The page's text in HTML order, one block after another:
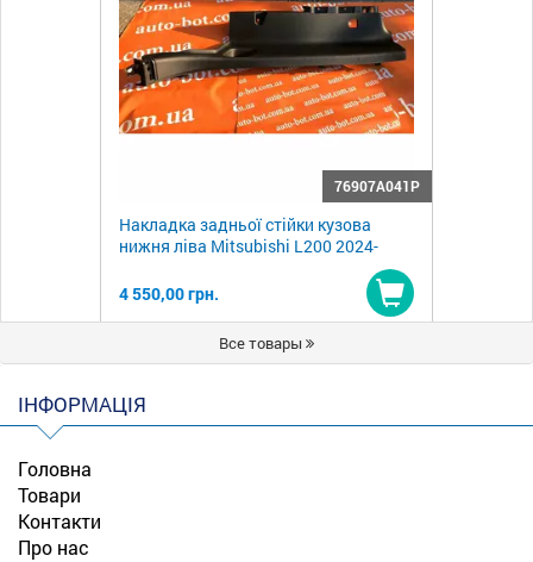
76907A041P
Накладка задньої стійки кузова
нижня ліва Mitsubishi L200 2024-
4 550,00 грн.
Купити
Все товары
ІНФОРМАЦІЯ
Головна
Товари
Контакти
Про нас